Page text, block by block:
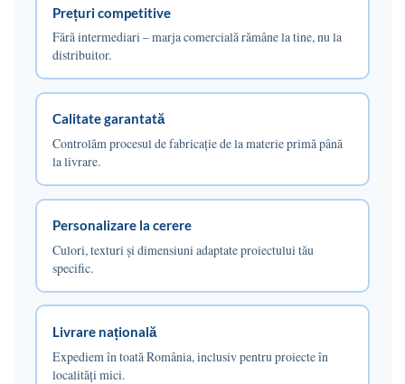
Prețuri competitive
Fără intermediari – marja comercială rămâne la tine, nu la
distribuitor.
Calitate garantată
Controlăm procesul de fabricație de la materie primă până
la livrare.
Personalizare la cerere
Culori, texturi și dimensiuni adaptate proiectului tău
specific.
Livrare națională
Expediem în toată România, inclusiv pentru proiecte în
localități mici.